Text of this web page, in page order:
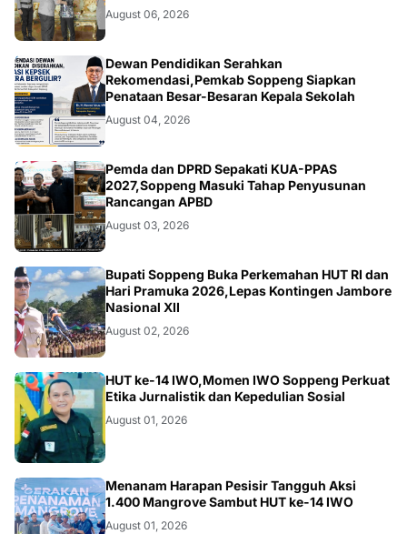
August 06, 2026
NEWS
Dewan Pendidikan Serahkan
Rekomendasi,Pemkab Soppeng Siapkan
Penataan Besar-Besaran Kepala Sekolah
August 04, 2026
NEWS
Pemda dan DPRD Sepakati KUA-PPAS
2027,Soppeng Masuki Tahap Penyusunan
Rancangan APBD
August 03, 2026
NEWS
Bupati Soppeng Buka Perkemahan HUT RI dan
Hari Pramuka 2026,Lepas Kontingen Jambore
Nasional XII
August 02, 2026
NEWS
HUT ke-14 IWO,Momen IWO Soppeng Perkuat
Etika Jurnalistik dan Kepedulian Sosial
August 01, 2026
NEWS
Menanam Harapan Pesisir Tangguh Aksi
1.400 Mangrove Sambut HUT ke-14 IWO
August 01, 2026